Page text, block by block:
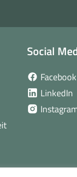
Social
Facebook
LinkedIn